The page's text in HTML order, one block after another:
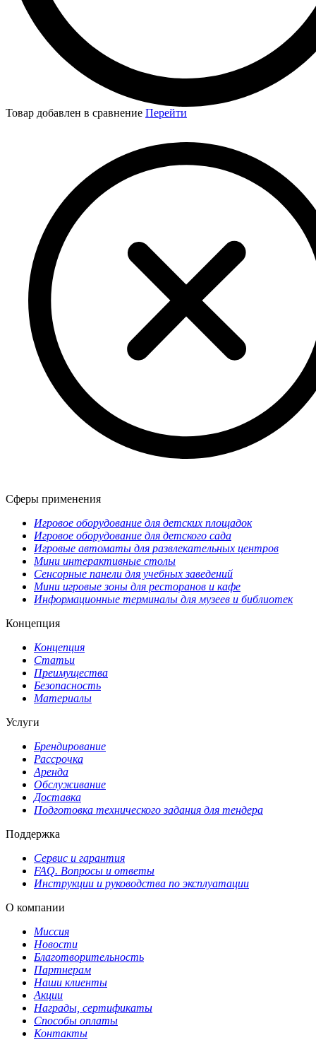
Товар добавлен в сравнение Перейти
Сферы применения
Игровое оборудование для детских площадок
Игровое оборудование для детского сада
Игровые автоматы для развлекательных центров
Мини интерактивные столы
Сенсорные панели для учебных заведений
Мини игровые зоны для ресторанов и кафе
Информационные терминалы для музеев и библиотек
Концепция
Концепция
Статьи
Преимущества
Безопасность
Материалы
Услуги
Брендирование
Рассрочка
Аренда
Обслуживание
Доставка
Подготовка технического задания для тендера
Поддержка
Сервис и гарантия
FAQ. Вопросы и ответы
Инструкции и руководства по эксплуатации
О компании
Миссия
Новости
Благотворительность
Партнерам
Наши клиенты
Акции
Награды, сертификаты
Способы оплаты
Контакты